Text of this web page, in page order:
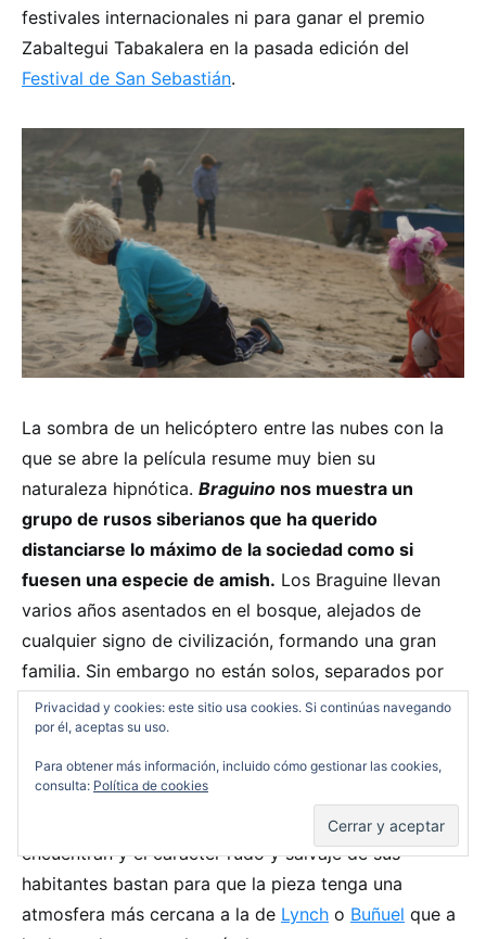
festivales internacionales ni para ganar el premio
Zabaltegui Tabakalera en la pasada edición del
Festival de San Sebastián.
La sombra de un helicóptero entre las nubes con la
que se abre la película resume muy bien su
naturaleza hipnótica. Braguino nos muestra un
grupo de rusos siberianos que ha querido
distanciarse lo máximo de la sociedad como si
fuesen una especie de amish. Los Braguine llevan
varios años asentados en el bosque, alejados de
cualquier signo de civilización, formando una gran
familia. Sin embargo no están solos, separados por
una gran valla conviven con otra familia, los Kiline,
con los que llevan toda la vida enemistados. El
documental no se esfuerza en mostrar el conflicto
entre familias de una forma meramente discursiva, el
propio origen místico de la zona en la que se
encuentran y el carácter rudo y salvaje de sus
habitantes bastan para que la pieza tenga una
atmosfera más cercana a la de Lynch o Buñuel que a
Privacidad y cookies: este sitio usa cookies. Si continúas navegando
por él, aceptas su uso.
Para obtener más información, incluido cómo gestionar las cookies,
consulta: Política de cookies